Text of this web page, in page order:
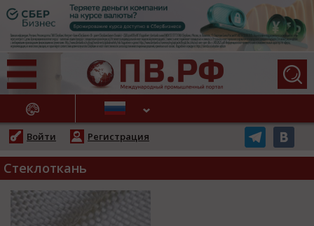
НОВОСТИ
Войти Регистрация
Стеклоткань